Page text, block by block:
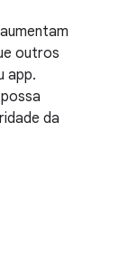
outros
app.
da